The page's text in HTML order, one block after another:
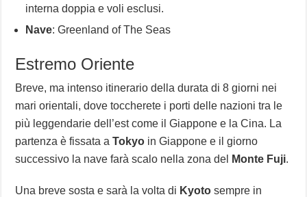
interna doppia e voli esclusi.
Nave: Greenland of The Seas
Estremo Oriente
Breve, ma intenso itinerario della durata di 8 giorni nei
mari orientali, dove toccherete i porti delle nazioni tra le
più leggendarie dell’est come il Giappone e la Cina. La
partenza è fissata aTokyo in Giappone e il giorno
successivo la nave farà scalo nella zona del
Monte Fuji.
Una breve sosta e sarà la volta di Kyoto sempre in